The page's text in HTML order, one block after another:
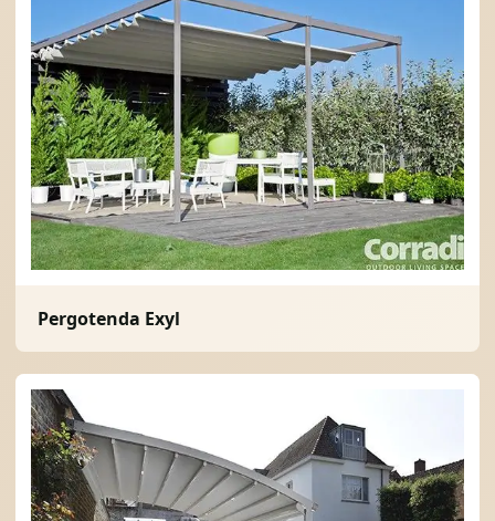
Pergotenda Exyl